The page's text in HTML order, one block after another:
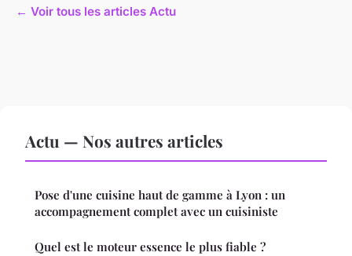
← Voir tous les articles Actu
Actu — Nos autres articles
Pose d'une cuisine haut de gamme à Lyon : un
accompagnement complet avec un cuisiniste
Quel est le moteur essence le plus fiable ?